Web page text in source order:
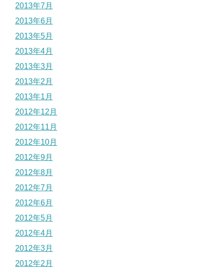
2013年7月
2013年6月
2013年5月
2013年4月
2013年3月
2013年2月
2013年1月
2012年12月
2012年11月
2012年10月
2012年9月
2012年8月
2012年7月
2012年6月
2012年5月
2012年4月
2012年3月
2012年2月